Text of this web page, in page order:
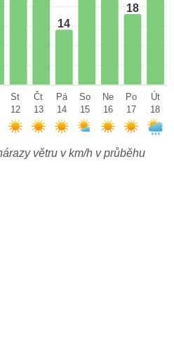
14
18
St
12
Čt
13
Pá
14
So
15
Ne
16
Po
17
Út
18
větru v km/h v průběhu